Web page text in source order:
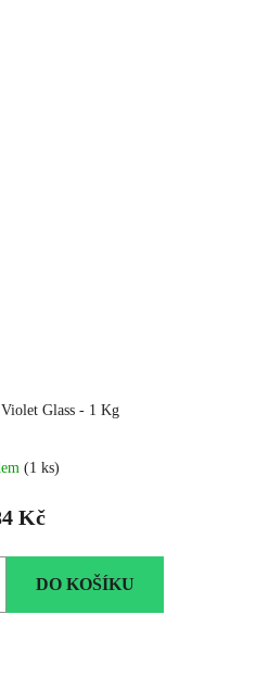
Glass - 1 Kg
(1 ks)
Kč
DO KOŠÍKU